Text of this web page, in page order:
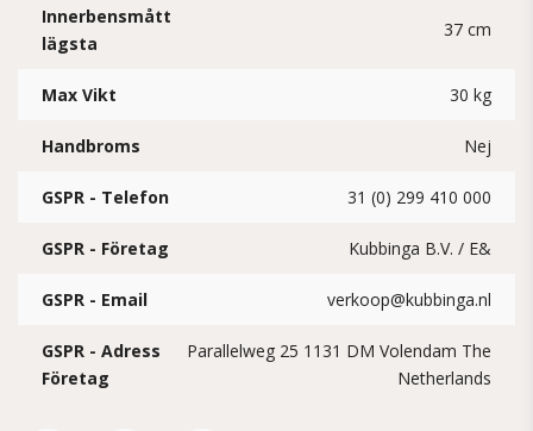
Innerbensmått
lägsta
37 cm
Max Vikt 30 kg
Handbroms Nej
GSPR - Telefon 31 (0) 299 410 000
GSPR - Företag Kubbinga B.V. / E&
GSPR - Email verkoop@kubbinga.nl
GSPR - Adress
Företag
Parallelweg 25 1131 DM Volendam The
Netherlands